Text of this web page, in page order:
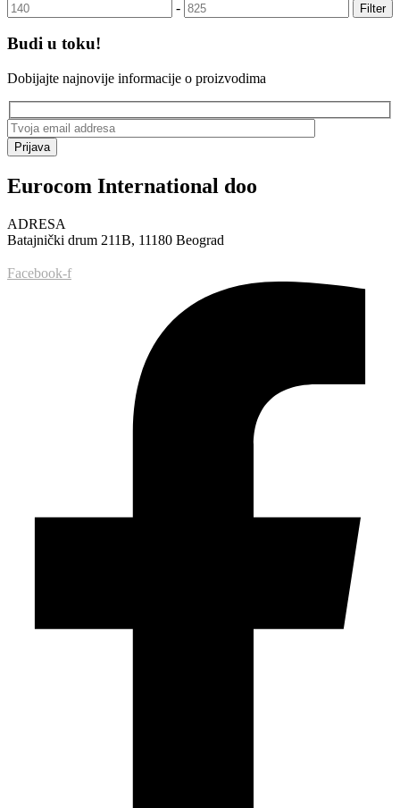
- Filter
Budi u toku!
Dobijajte najnovije informacije o proizvodima
Prijava
Eurocom International doo
ADRESA
Batajnički drum 211B, 11180 Beograd
Facebook-f